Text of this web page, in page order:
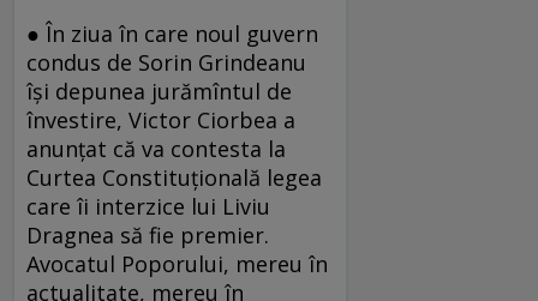
● În ziua în care noul guvern
condus de Sorin Grindeanu
îşi depunea jurămîntul de
învestire, Victor Ciorbea a
anunţat că va contesta la
Curtea Constituţională legea
care îi interzice lui Liviu
Dragnea să fie premier.
Avocatul Poporului, mereu în
actualitate, mereu în